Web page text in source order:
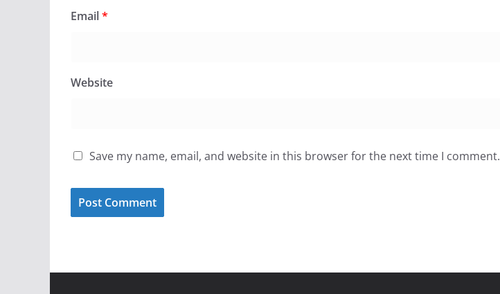
Email*
Website
Save my name, email, and website in this browser for the next time I comment.